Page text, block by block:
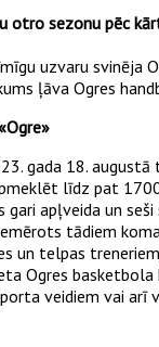
otro sezonu pēc
uzvaru svinēja
ļāva Ogres
gada 18.
līdz pat
apļveida un
tādiem
un telpas
Ogres basketbola
veidiem vai arī